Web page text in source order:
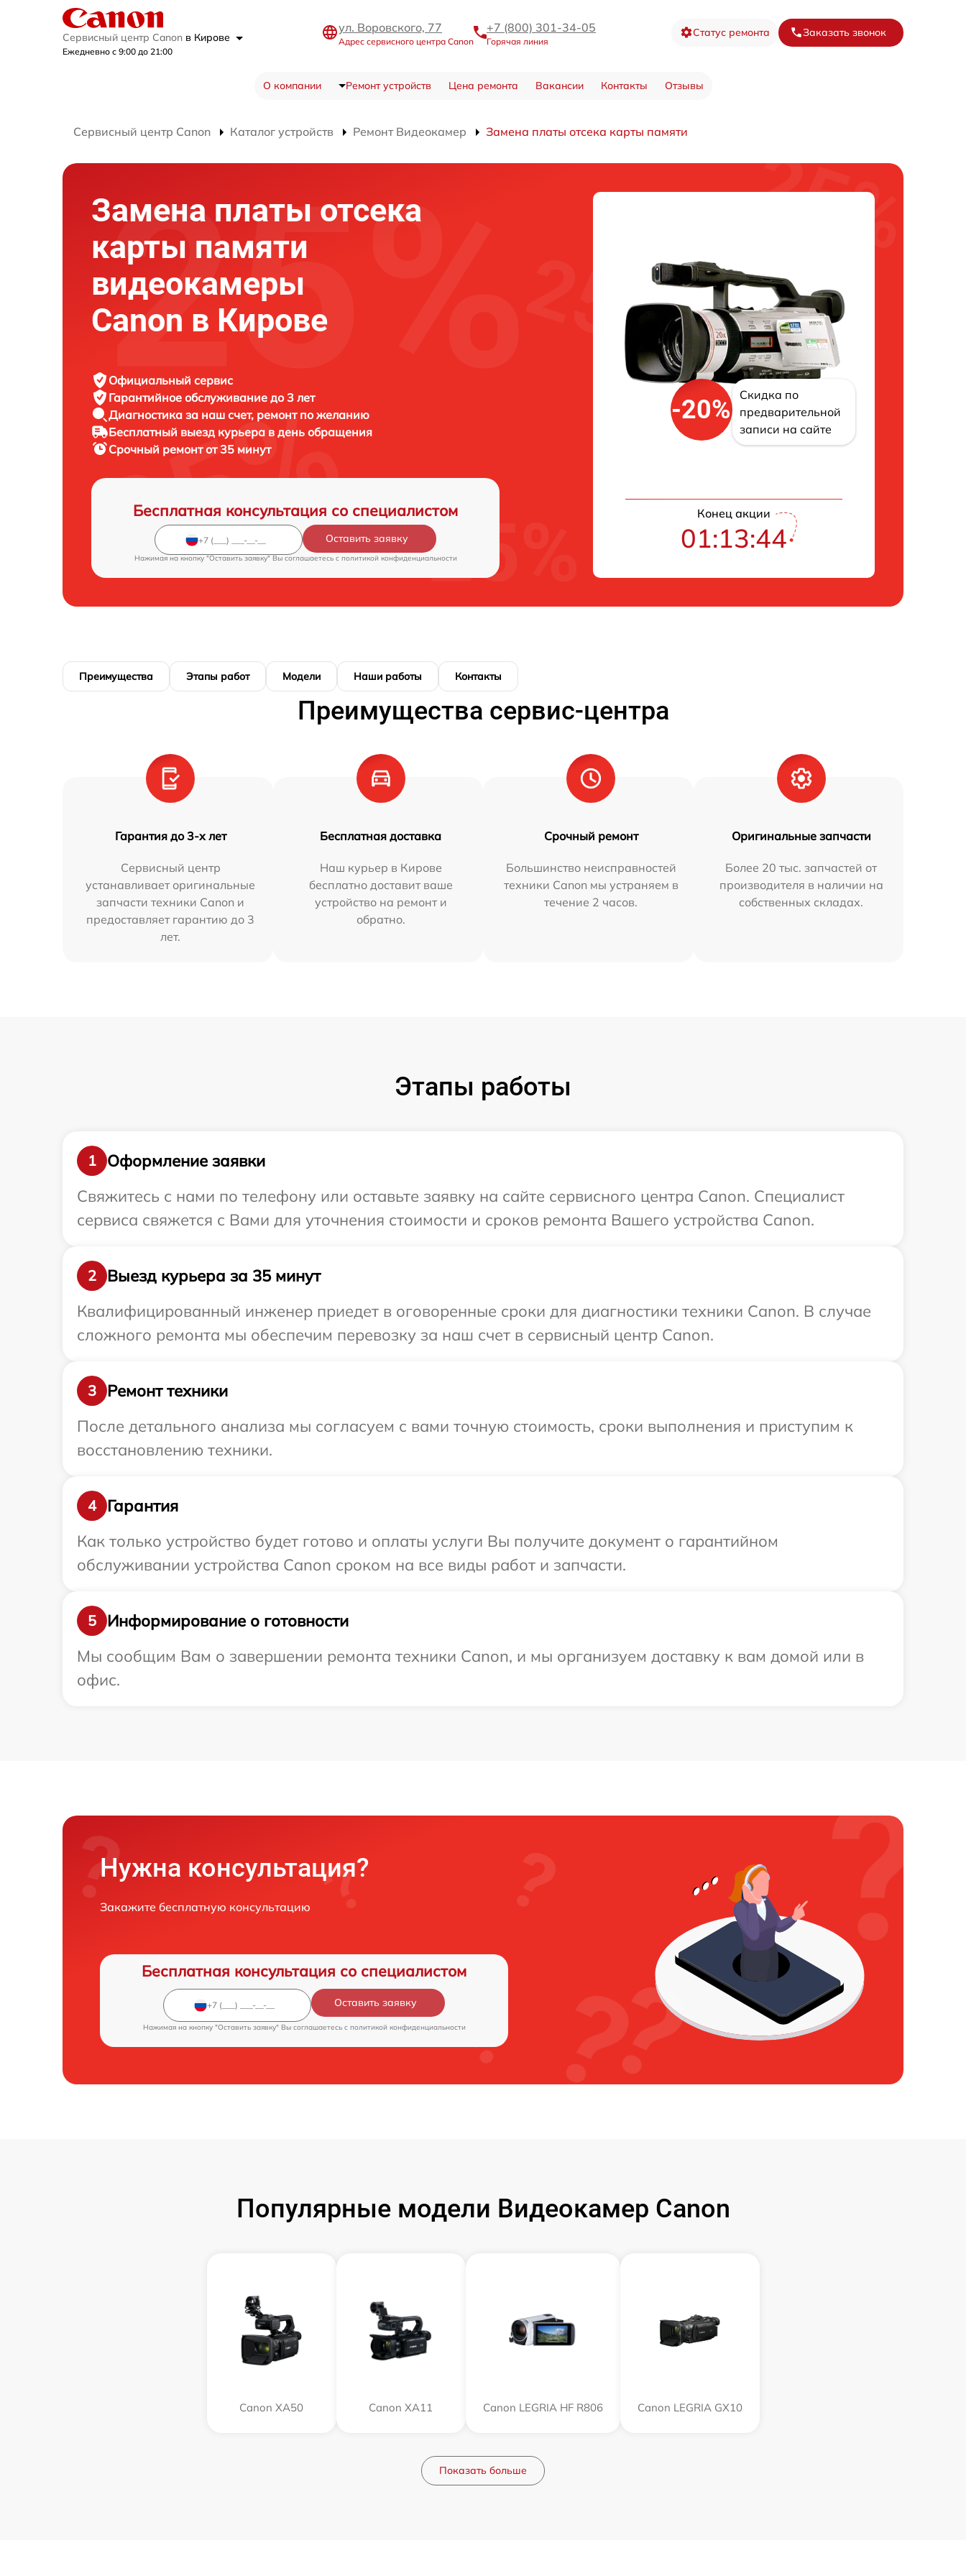
Сервисный центр Canon в Кирове
Ежедневно с 9:00 до 21:00
ул. Воровского, 77
Адрес сервисного центра Canon
+7 (800) 301-34-05
Горячая линия
Статус ремонта Заказать звонок
О компании Ремонт устройств Цена ремонта Вакансии Контакты Отзывы
Сервисный центр Canon Каталог устройств Ремонт Видеокамер Замена платы отсека карты памяти
Замена платы отсека
карты памяти
видеокамеры
Canon в Кирове
Официальный сервис
Гарантийное обслуживание до 3 лет
Диагностика за наш счет, ремонт по желанию
Бесплатный выезд курьера в день обращения
Срочный ремонтот 35 минут
Бесплатная консультация со специалистом
Оставить заявку
Нажимая на кнопку "Оставить заявку" Вы соглашаетесь c политикой конфиденциальности
-20%
Скидка по
предварительной
записи на сайте
Конец акции
01:13:43
Преимущества Этапы работ Модели Наши работы Контакты
Преимущества сервис-центра
Гарантия до 3-х лет
Сервисный центр
устанавливает оригинальные
запчасти техники Canon и
предоставляет гарантию до 3
лет.
Бесплатная доставка
Наш курьер в Кирове
бесплатно доставит ваше
устройство на ремонт и
обратно.
Срочный ремонт
Большинство неисправностей
техники Canon мы устраняем в
течение 2 часов.
Оригинальные запчасти
Более 20 тыс. запчастей от
производителя в наличии на
собственных складах.
Этапы работы
1
Оформление заявки
Свяжитесь с нами по телефону или оставьте заявку на сайте сервисного центра Canon. Специалист
сервиса свяжется с Вами для уточнения стоимости и сроков ремонта Вашего устройства Canon.
2
Выезд курьера за 35 минут
Квалифицированный инженер приедет в оговоренные сроки для диагностики техники Canon. В случае
сложного ремонта мы обеспечим перевозку за наш счет в сервисный центр Canon.
3
Ремонт техники
После детального анализа мы согласуем с вами точную стоимость, сроки выполнения и приступим к
восстановлению техники.
4
Гарантия
Как только устройство будет готово и оплаты услуги Вы получите документ о гарантийном
обслуживании устройства Canon сроком на все виды работ и запчасти.
5
Информирование о готовности
Мы сообщим Вам о завершении ремонта техники Canon, и мы организуем доставку к вам домой или в
офис.
Нужна консультация?
Закажите бесплатную консультацию
Бесплатная консультация со специалистом
Оставить заявку
Нажимая на кнопку "Оставить заявку" Вы соглашаетесь c политикой конфиденциальности
Популярные модели Видеокамер Canon
Canon XA50 Canon XA11 Canon LEGRIA HF R806 Canon LEGRIA GX10
Показать больше